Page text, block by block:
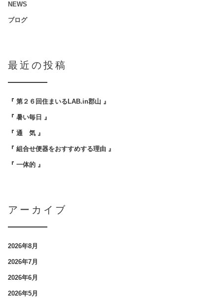
NEWS
ブログ
最近の投稿
『 第２６回住まいるLAB.in郡山 』
『 暑い毎日 』
『 通 気 』
『 組合せ便器をおすすめする理由 』
『 一体的 』
アーカイブ
2026年8月
2026年7月
2026年6月
2026年5月